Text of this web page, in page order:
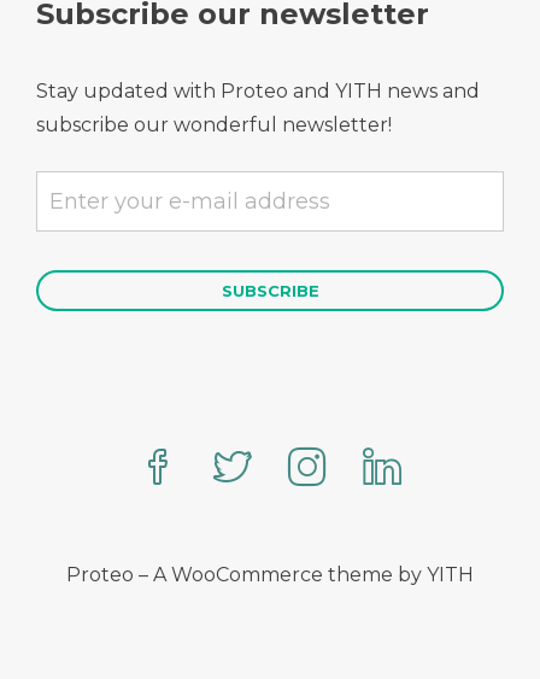
Subscribe our newsletter
Stay updated with Proteo and YITH news and
subscribe our wonderful newsletter!
Proteo – A WooCommerce theme by YITH